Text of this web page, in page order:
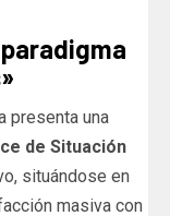
presenta una
de Situación
situándose en
masiva con